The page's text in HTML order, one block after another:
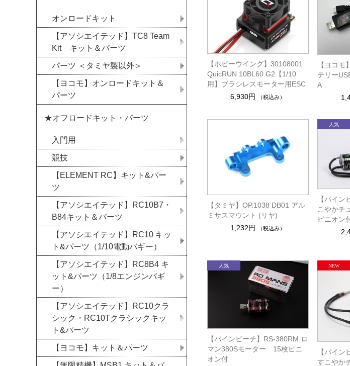
【ホビーウイング】30108001
QuicRUN 10BL60 G2【1/10
用】ブラシレスモーター用ESC
6,930円
（税込み）
【ヨコ
テリー
A
【タミヤ】OP.1038 DB01 アル
ミサスマウント (リヤ)
1,232円
（税込み）
【パイ
こやかチ
ピニオン
【パインビーチ】RS-380RM ロ
マン380Sモーター 15枚ピニ
オン付
【パイ
すこやか
オンロードキット
【アソシエイテッド】TC8 Team
Kit キット＆パーツ
パーツ ＜タミヤ製以外＞
【ヨコモ】オンロードキット＆
パーツ
★オフロードキット・パーツ
入門用
競技
【ELEMENT RC】キット&パー
ツ
【アソシエイテッド】RC10B7・
B84キット＆パーツ
【アソシエイテッド】RC10 キッ
ト&パーツ（1/10電動バギー）
【アソシエイテッド】RC8B4 キ
ット&パーツ（1/8エンジンバギ
ー）
【アソシエイテッド】RC10クラ
シック・RC10Tクラシックキッ
ト&パーツ
【ヨコモ】キット＆パーツ